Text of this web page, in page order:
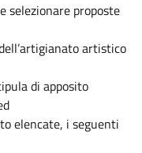
selezionare proposte
artistico
di apposito
elencate, i seguenti